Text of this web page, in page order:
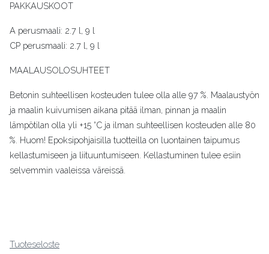
PAKKAUSKOOT
A perusmaali: 2.7 l, 9 l
CP perusmaali: 2.7 l, 9 l
MAALAUSOLOSUHTEET
Betonin suhteellisen kosteuden tulee olla alle 97 %. Maalaustyön
ja maalin kuivumisen aikana pitää ilman, pinnan ja maalin
lämpötilan olla yli +15 °C ja ilman suhteellisen kosteuden alle 80
%. Huom! Epoksipohjaisilla tuotteilla on luontainen taipumus
kellastumiseen ja liituuntumiseen. Kellastuminen tulee esiin
selvemmin vaaleissa väreissä.
Tuoteseloste